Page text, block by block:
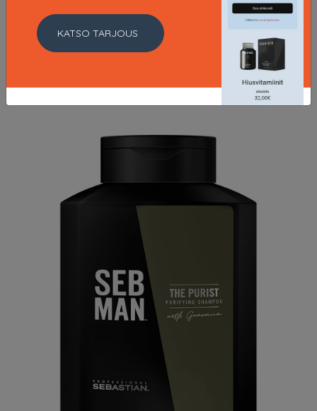
Invigo Brilliance Conditioner Coarse, 200ml
21.45 EUR
KATSO TARJOUS